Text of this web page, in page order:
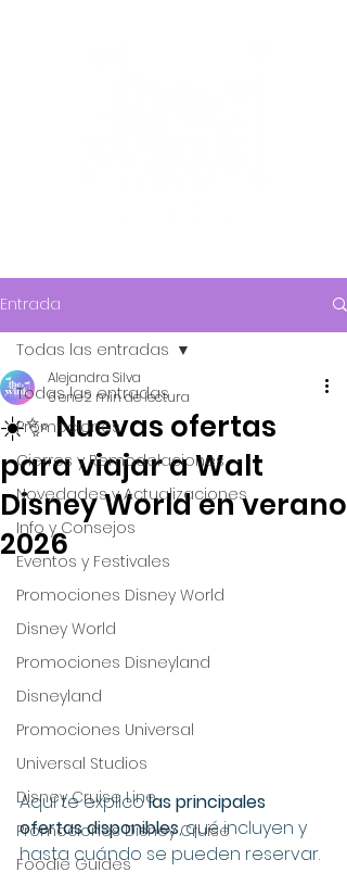
Entrada
Todas las entradas
Promociones
Cierres y Remodelaciones
Novedades y Actualizaciones
Info y Consejos
Eventos y Festivales
Promociones Disney World
Disney World
Promociones Disneyland
Disneyland
Promociones Universal
Universal Studios
Disney Cruise Line
Promociones Disney Cruise
Foodie Guides
Todas las entradas
☀️✨ Nuevas ofertas
para viajar a Walt
Disney World en verano
2026
Alejandra Silva
6 ene2 min de lectura
Aquí te explico las principales
ofertas disponibles, qué incluyen y
hasta cuándo se pueden reservar.